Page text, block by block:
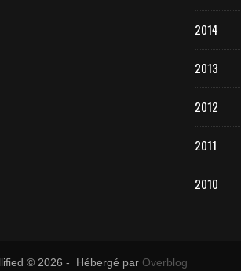
2014
2013
2012
2011
2010
© 2026 - Hébergé par Overblog